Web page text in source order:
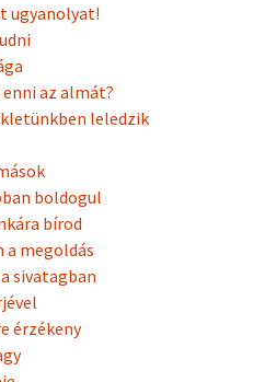
ugyanolyat!
az almát?
leledzik
boldogul
bírod
a megoldás
sivatagban
érzékeny